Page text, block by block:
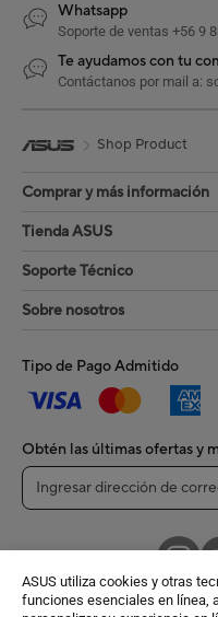
ASUS utiliza cookies y otras
funciones esenciales en línea,
Whatsapp
Soporte de ventas +56 9
Te ayudamos con tu
Contáctanos por mail a:
Shop Product
Comprar y más información
Tienda ASUS
Soporte Técnico
Sobre nosotros
Tipo de Pago Admitido
Obtén las últimas ofertas y